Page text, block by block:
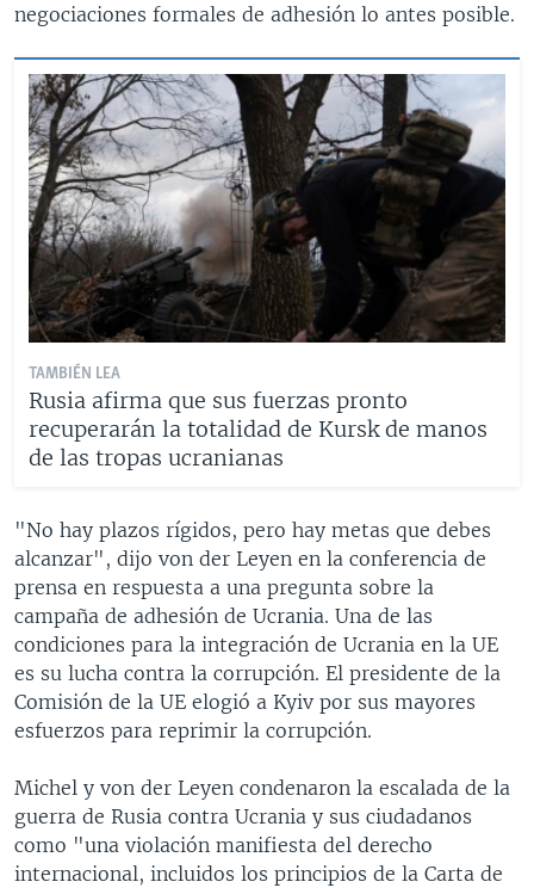
negociaciones formales de adhesión lo antes posible.
TAMBIÉN LEA
Rusia afirma que sus fuerzas pronto
recuperarán la totalidad de Kursk de manos
de las tropas ucranianas
"No hay plazos rígidos, pero hay metas que debes
alcanzar", dijo von der Leyen en la conferencia de
prensa en respuesta a una pregunta sobre la
campaña de adhesión de Ucrania. Una de las
condiciones para la integración de Ucrania en la UE
es su lucha contra la corrupción. El presidente de la
Comisión de la UE elogió a Kyiv por sus mayores
esfuerzos para reprimir la corrupción.
Michel y von der Leyen condenaron la escalada de la
guerra de Rusia contra Ucrania y sus ciudadanos
como "una violación manifiesta del derecho
internacional, incluidos los principios de la Carta de